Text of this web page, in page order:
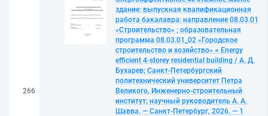
266
здание: выпускная квалификационная
работа бакалавра: направление 08.03.01
«Строительство» ; образовательная
программа 08.03.01_02 «Городское
строительство и хозяйство» = Energy
efficient 4-storey residential building / А. Д.
Бухарев; Санкт-Петербургский
политехнический университет Петра
Великого, Инженерно-строительный
институт; научный руководитель А. А.
Шавва. — Санкт-Петербург, 2026. — 1